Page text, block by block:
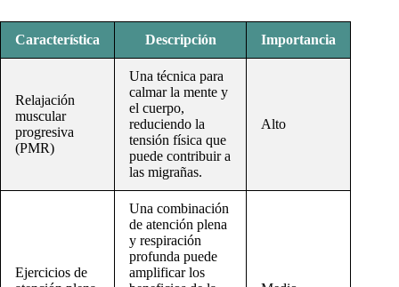
Característica Descripción Importancia
Relajación
muscular
progresiva
(PMR)
Una técnica para
calmar la mente y
el cuerpo,
reduciendo la
tensión física que
puede contribuir a
las migrañas.
Alto
Ejercicios de
Una combinación
de atención plena
y respiración
profunda puede
amplificar los